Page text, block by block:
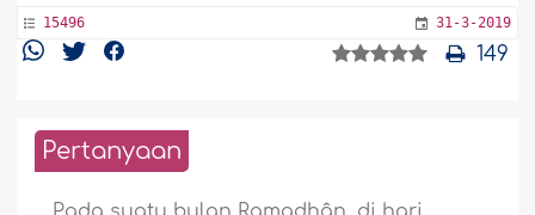
15496 31-3-2019
149
Pertanyaan